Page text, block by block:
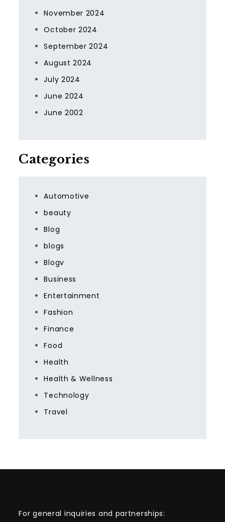
November 2024
October 2024
September 2024
August 2024
July 2024
June 2024
June 2002
Categories
Automotive
beauty
Blog
blogs
Blogv
Business
Entertainment
Fashion
Finance
Food
Health
Health & Wellness
Technology
Travel
For general inquiries and partnerships: